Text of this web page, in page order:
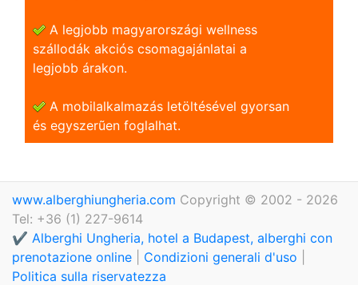
A legjobb magyarországi wellness
szállodák akciós csomagajánlatai a
legjobb árakon.
A mobilalkalmazás letöltésével gyorsan
és egyszerũen foglalhat.
www.alberghiungheria.com Copyright © 2002 - 2026
Tel: +36 (1) 227-9614
✔️ Alberghi Ungheria, hotel a Budapest, alberghi con
prenotazione online
Condizioni generali d'uso
Politica sulla riservatezza